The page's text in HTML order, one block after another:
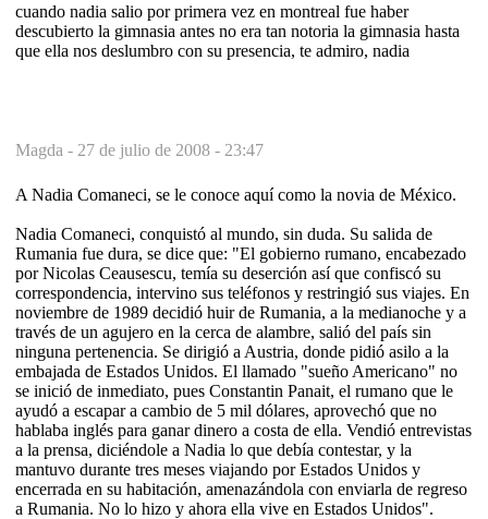
cuando nadia salio por primera vez en montreal fue haber
descubierto la gimnasia antes no era tan notoria la gimnasia hasta
que ella nos deslumbro con su presencia, te admiro, nadia
Magda - 27 de julio de 2008 - 23:47
A Nadia Comaneci, se le conoce aquí como la novia de México.
Nadia Comaneci, conquistó al mundo, sin duda. Su salida de
Rumania fue dura, se dice que: "El gobierno rumano, encabezado
por Nicolas Ceausescu, temía su deserción así que confiscó su
correspondencia, intervino sus teléfonos y restringió sus viajes. En
noviembre de 1989 decidió huir de Rumania, a la medianoche y a
través de un agujero en la cerca de alambre, salió del país sin
ninguna pertenencia. Se dirigió a Austria, donde pidió asilo a la
embajada de Estados Unidos. El llamado "sueño Americano" no
se inició de inmediato, pues Constantin Panait, el rumano que le
ayudó a escapar a cambio de 5 mil dólares, aprovechó que no
hablaba inglés para ganar dinero a costa de ella. Vendió entrevistas
a la prensa, diciéndole a Nadia lo que debía contestar, y la
mantuvo durante tres meses viajando por Estados Unidos y
encerrada en su habitación, amenazándola con enviarla de regreso
a Rumania. No lo hizo y ahora ella vive en Estados Unidos".